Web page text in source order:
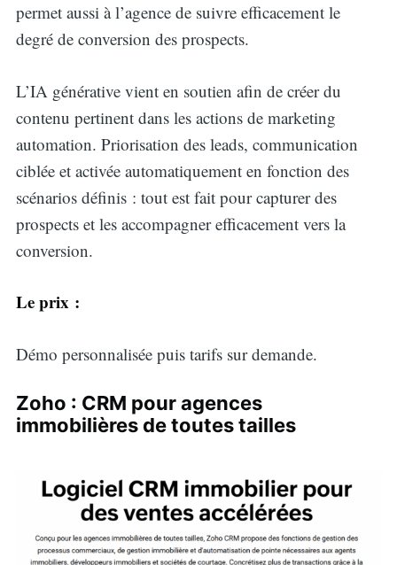
permet aussi à l’agence de suivre efficacement le
degré de conversion des prospects.
L’IA générative vient en soutien afin de créer du
contenu pertinent dans les actions de marketing
automation. Priorisation des leads, communication
ciblée et activée automatiquement en fonction des
scénarios définis : tout est fait pour capturer des
prospects et les accompagner efficacement vers la
conversion.
Le prix :
Démo personnalisée puis tarifs sur demande.
Zoho : CRM pour agences
immobilières de toutes tailles